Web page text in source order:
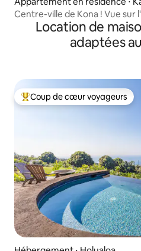
Centre-ville de Kona ! Vue sur
plage !Location de
adaptées
Coups de cœur voyageurs les
Coup de cœur voyageurs